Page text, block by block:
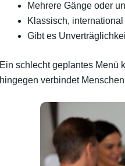
Mehrere Gänge oder
Klassisch,
Gibt es
Ein schlecht geplantes Menü
hingegen verbindet